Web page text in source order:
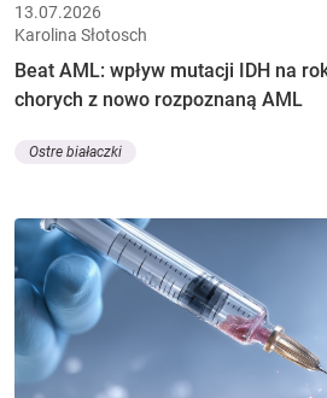
13.07.2026
Karolina Słotosch
Beat AML: wpływ mutacji IDH na
chorych z nowo rozpoznaną AML
Ostre białaczki